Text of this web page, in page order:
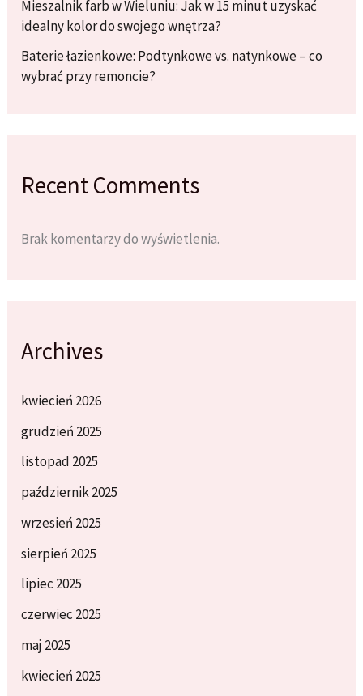
Mieszalnik farb w Wieluniu: Jak w 15 minut uzyskać
idealny kolor do swojego wnętrza?
Baterie łazienkowe: Podtynkowe vs. natynkowe – co
wybrać przy remoncie?
Recent Comments
Brak komentarzy do wyświetlenia.
Archives
kwiecień 2026
grudzień 2025
listopad 2025
październik 2025
wrzesień 2025
sierpień 2025
lipiec 2025
czerwiec 2025
maj 2025
kwiecień 2025